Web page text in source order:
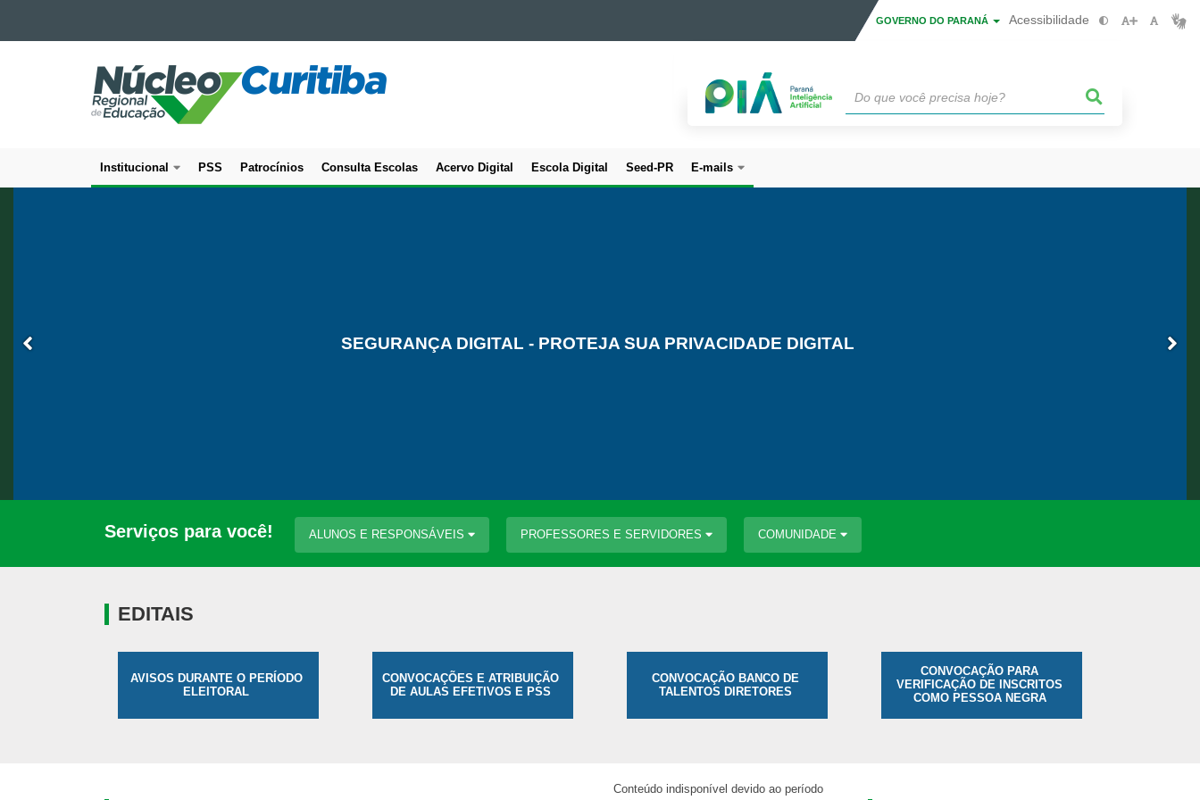
Ir para a navegação
Ir para a busca
GOVERNO DO PARANÁ Acessibilidade
NÚCLEO
REGIONAL
DE
CURITIBA
Navegação
Institucional PSS Patrocínios Consulta Escolas Acervo Digital Escola Digital Seed-PR E-mails
GANHANDO O MUNDO - EDITAIS
SEGURANÇA DIGITAL - PROTEJA SUA PRIVACIDADE DIGITAL
NRE CURITIBA
Serviços para você! ALUNOS E RESPONSÁVEIS PROFESSORES E SERVIDORES COMUNIDADE
EDITAIS
AVISOS DURANTE O PERÍODO
ELEITORAL
CONVOCAÇÕES E ATRIBUIÇÃO
DE AULAS EFETIVOS E PSS
CONVOCAÇÃO BANCO DE
TALENTOS DIRETORES
CONVOCAÇÃO PARA
VERIFICAÇÃO DE INSCRITOS
COMO PESSOA NEGRA
Conteúdo indisponível devido ao período